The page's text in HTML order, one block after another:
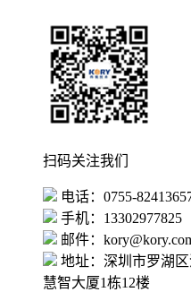
扫码关注我们
电话：0755-
手机：13302977825
邮件：
地址：深圳市罗湖
慧智大厦1栋12楼